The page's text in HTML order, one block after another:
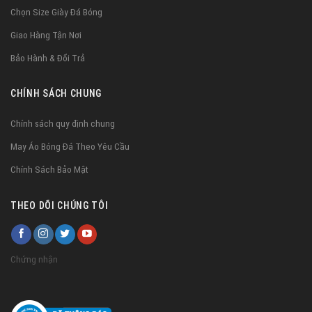
Chọn Size Giày Đá Bóng
Giao Hàng Tận Nơi
Bảo Hành & Đổi Trả
CHÍNH SÁCH CHUNG
Chính sách quy định chung
May Áo Bóng Đá Theo Yêu Cầu
Chính Sách Bảo Mật
THEO DÕI CHÚNG TÔI
Chứng nhận